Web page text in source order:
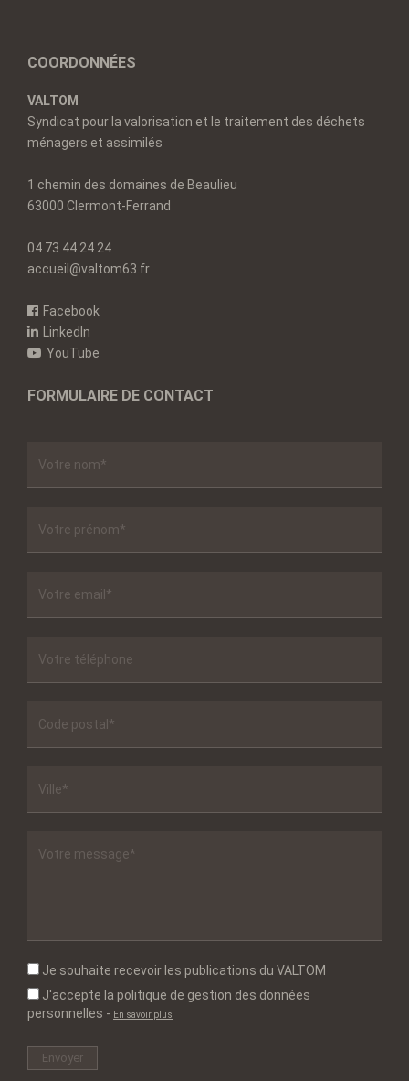
COORDONNÉES
VALTOM
Syndicat pour la valorisation et le traitement des déchets
ménagers et assimilés
1 chemin des domaines de Beaulieu
63000 Clermont-Ferrand
04 73 44 24 24
accueil@valtom63.fr
Facebook
LinkedIn
YouTube
FORMULAIRE DE CONTACT
Je souhaite recevoir les publications du VALTOM
J'accepte la politique de gestion des données
personnelles - En savoir plus